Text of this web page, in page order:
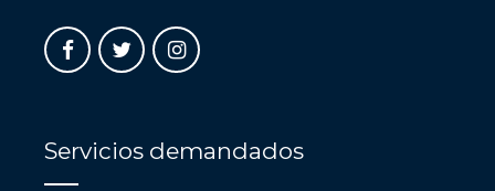
Servicios demandados